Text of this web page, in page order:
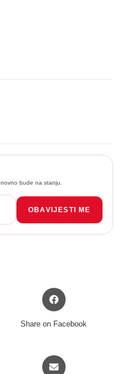
bude na stanju.
OBAVIJESTI ME
Opens
in
Share on Facebook
Opens